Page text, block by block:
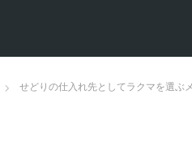
せどりの仕入れ先としてラクマを選ぶ